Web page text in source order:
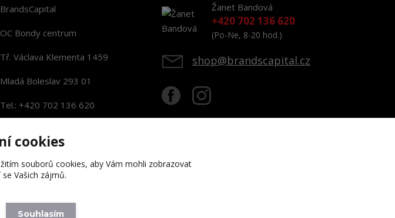
BrandsCapital
OC Bondy centrum
Tř. Václava Klementa 1459
Mladá Boleslav 293 01
Tel.: +420 702 136 620
Žanet Bandová
+420 702 136 620
(Po-Ne, 8-20 hod.)
shop@brandscapital.cz
s.r.o.
cookies
souborů cookies, aby Vám mohli zobrazovat
Vašich zájmů.
Souhlasím